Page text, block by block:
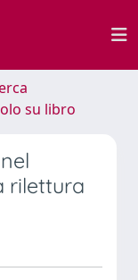
su libro
rilettura